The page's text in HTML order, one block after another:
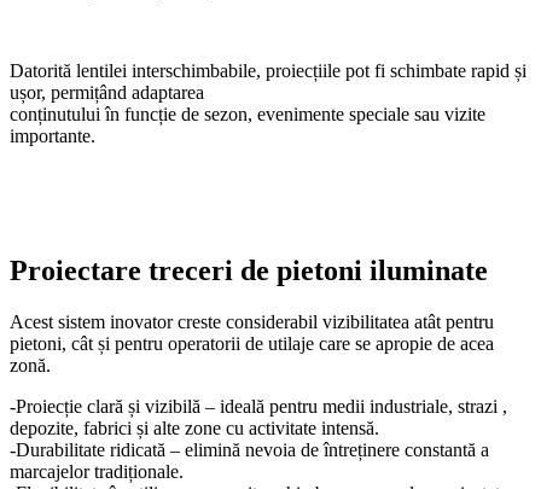
Datorită lentilei interschimbabile, proiecțiile pot fi schimbate rapid și
ușor, permițând adaptarea
conținutului în funcție de sezon, evenimente speciale sau vizite
importante.
Proiectare treceri de pietoni iluminate
Acest sistem inovator creste considerabil vizibilitatea atât pentru
pietoni, cât și pentru operatorii de utilaje care se apropie de acea
zonă.
-Proiecție clară și vizibilă – ideală pentru medii industriale, strazi ,
depozite, fabrici și alte zone cu activitate intensă.
-Durabilitate ridicată – elimină nevoia de întreținere constantă a
marcajelor tradiționale.